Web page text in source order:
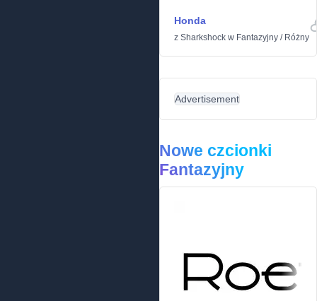
Honda
z Sharkshock w Fantazyjny / Różny
Advertisement
Nowe czcionki
Fantazyjny